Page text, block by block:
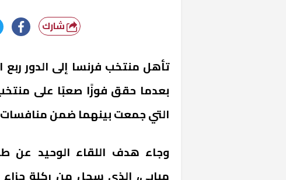
شارك
بعدما حقق فوزًا صعبًا على
التي جمعت بينهما ضمن منافسات
وجاء هدف اللقاء الوحيد عن